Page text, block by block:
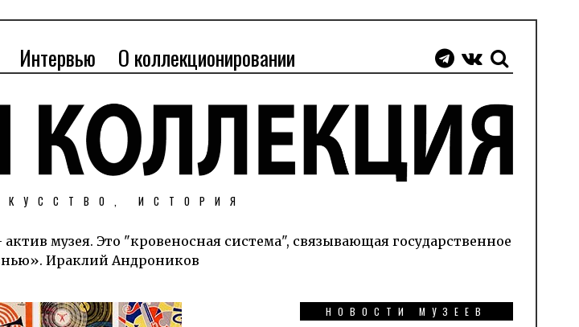
Интервью О коллекционировании
ИСТОРИЯ
музея. Это "кровеносная система", связывающая государственное
Ираклий Андроников
НОВОСТИ МУЗЕЕВ